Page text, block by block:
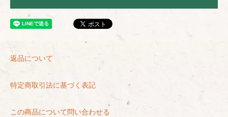
返品について
特定商取引法に基づく表記
この商品について問い合わせる